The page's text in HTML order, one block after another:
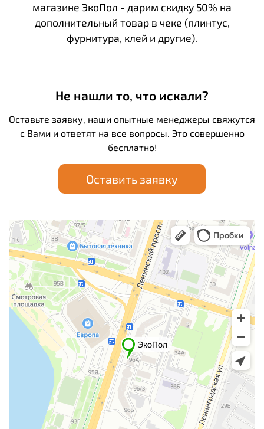
магазине ЭкоПол - дарим скидку 50% на
дополнительный товар в чеке (плинтус,
фурнитура, клей и другие).
Не нашли то, что искали?
Оставьте заявку, наши опытные менеджеры свяжутся
с Вами и ответят на все вопросы. Это совершенно
бесплатно!
Оставить заявку